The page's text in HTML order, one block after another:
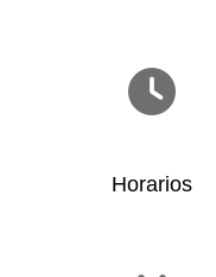
Horarios